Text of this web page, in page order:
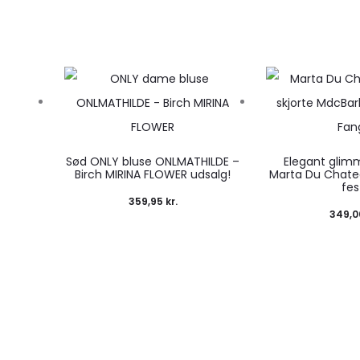
Sød ONLY bluse ONLMATHILDE –
Birch MIRINA FLOWER udsalg!
359,95 kr.
Elegant
Marta Du